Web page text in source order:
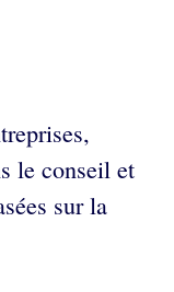
le conseil et
sur la